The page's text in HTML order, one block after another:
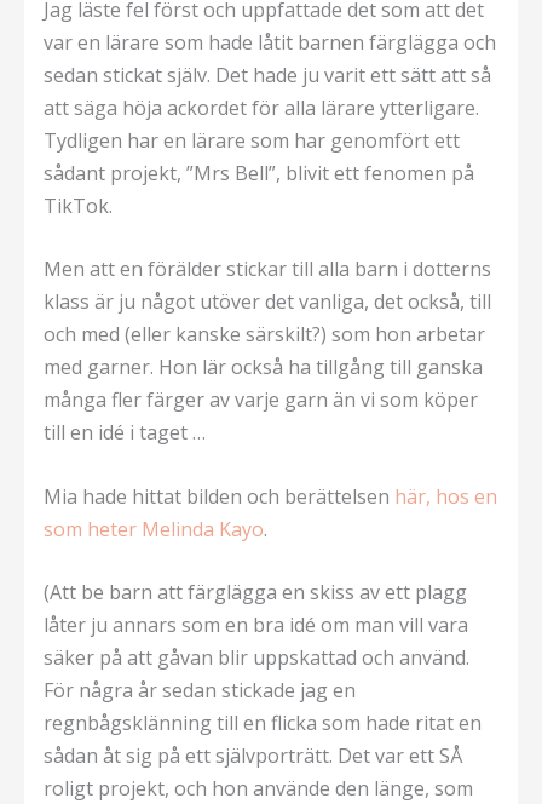
Jag läste fel först och uppfattade det som att det
var en lärare som hade låtit barnen färglägga och
sedan stickat själv. Det hade ju varit ett sätt att så
att säga höja ackordet för alla lärare ytterligare.
Tydligen har en lärare som har genomfört ett
sådant projekt, ”Mrs Bell”, blivit ett fenomen på
TikTok.
Men att en förälder stickar till alla barn i dotterns
klass är ju något utöver det vanliga, det också, till
och med (eller kanske särskilt?) som hon arbetar
med garner. Hon lär också ha tillgång till ganska
många fler färger av varje garn än vi som köper
till en idé i taget …
Mia hade hittat bilden och berättelsen här, hos en
som heter Melinda Kayo.
(Att be barn att färglägga en skiss av ett plagg
låter ju annars som en bra idé om man vill vara
säker på att gåvan blir uppskattad och använd.
För några år sedan stickade jag en
regnbågsklänning till en flicka som hade ritat en
sådan åt sig på ett självporträtt. Det var ett SÅ
roligt projekt, och hon använde den länge, som